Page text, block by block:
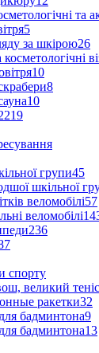
та
5
за шкірою26
10
8
10
групи45
шкільної
веломобілі57
веломобілі
236
спорту
великий теніс
ракетки32
бадминтона9
бадминтона13